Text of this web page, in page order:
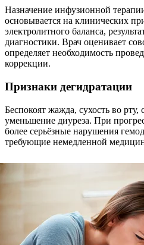
Назначение инфузионной
основывается на клинических
электролитного баланса,
диагностики. Врач оценивает
определяет необходимость
коррекции.
Признаки дегидратации
Беспокоят жажда, сухость во
уменьшение диуреза. При
более серьёзные нарушения
требующие немедленной